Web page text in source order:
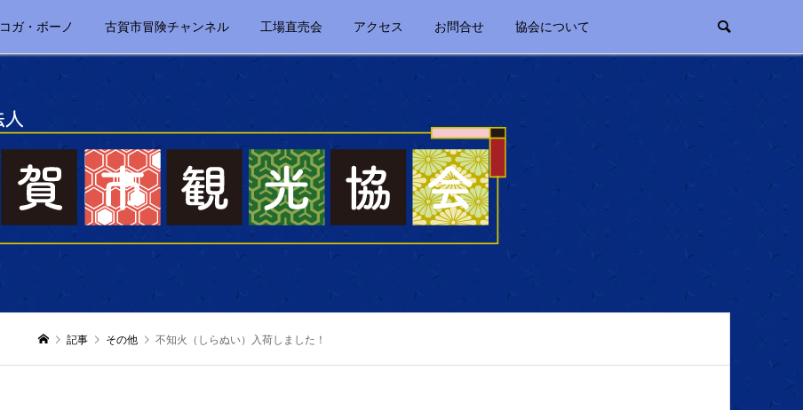
コガ・ボーノ 古賀市冒険チャンネル 工場直売会 アクセス お問合せ 協会について
記事 その他 不知火（しらぬい）入荷しました！